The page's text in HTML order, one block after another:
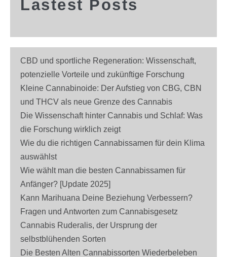
Lastest Posts
CBD und sportliche Regeneration: Wissenschaft,
potenzielle Vorteile und zukünftige Forschung
Kleine Cannabinoide: Der Aufstieg von CBG, CBN
und THCV als neue Grenze des Cannabis
Die Wissenschaft hinter Cannabis und Schlaf: Was
die Forschung wirklich zeigt
Wie du die richtigen Cannabissamen für dein Klima
auswählst
Wie wählt man die besten Cannabissamen für
Anfänger? [Update 2025]
Kann Marihuana Deine Beziehung Verbessern?
Fragen und Antworten zum Cannabisgesetz
Cannabis Ruderalis, der Ursprung der
selbstblühenden Sorten
Die Besten Alten Cannabissorten Wiederbeleben